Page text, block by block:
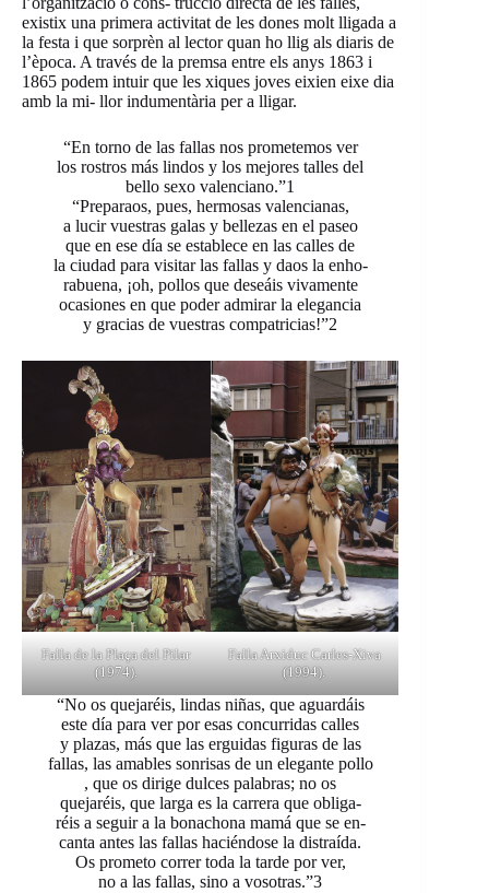
existix una primera activitat de les dones molt lligada a
la festa i que sorprèn al lector quan ho llig als diaris de
l’època. A través de la premsa entre els anys 1863 i
1865 podem intuir que les xiques joves eixien eixe dia
amb la mi- llor indumentària per a lligar.
“En torno de las fallas nos prometemos ver
los rostros más lindos y los mejores talles del
bello sexo valenciano.”1
“Preparaos, pues, hermosas valencianas,
a lucir vuestras galas y bellezas en el paseo
que en ese día se establece en las calles de
la ciudad para visitar las fallas y daos la enho-
rabuena, ¡oh, pollos que deseáis vivamente
ocasiones en que poder admirar la elegancia
y gracias de vuestras compatricias!”2
Falla de la Plaça del Pilar
(1974).
Falla Arxiduc Carles-Xiva
(1994).
“No os quejaréis, lindas niñas, que aguardáis
este día para ver por esas concurridas calles
y plazas, más que las erguidas figuras de las
fallas, las amables sonrisas de un elegante pollo
, que os dirige dulces palabras; no os
quejaréis, que larga es la carrera que obliga-
réis a seguir a la bonachona mamá que se en-
canta antes las fallas haciéndose la distraída.
Os prometo correr toda la tarde por ver,
no a las fallas, sino a vosotras.”3